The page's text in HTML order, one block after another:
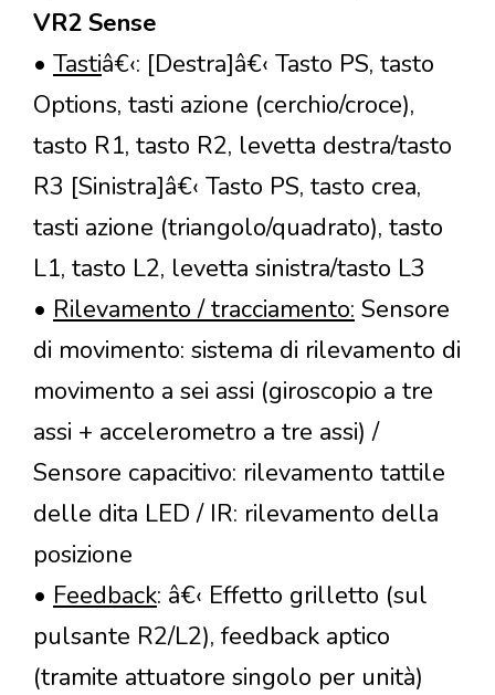
VR2 Sense
• Tastiâ€‹: [Destra]â€‹ Tasto PS, tasto
Options, tasti azione (cerchio/croce),
tasto R1, tasto R2, levetta destra/tasto
R3 [Sinistra]â€‹ Tasto PS, tasto crea,
tasti azione (triangolo/quadrato), tasto
L1, tasto L2, levetta sinistra/tasto L3
• Rilevamento / tracciamento: Sensore
di movimento: sistema di rilevamento di
movimento a sei assi (giroscopio a tre
assi + accelerometro a tre assi) /
Sensore capacitivo: rilevamento tattile
delle dita LED / IR: rilevamento della
posizione
• Feedback: â€‹ Effetto grilletto (sul
pulsante R2/L2), feedback aptico
(tramite attuatore singolo per unità)